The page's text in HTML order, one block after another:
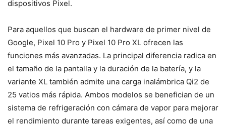
dispositivos Pixel.
Para aquellos que buscan el hardware de primer nivel de
Google, Pixel 10 Pro y Pixel 10 Pro XL ofrecen las
funciones más avanzadas. La principal diferencia radica en
el tamaño de la pantalla y la duración de la batería, y la
variante XL también admite una carga inalámbrica Qi2 de
25 vatios más rápida. Ambos modelos se benefician de un
sistema de refrigeración con cámara de vapor para mejorar
el rendimiento durante tareas exigentes, así como de una